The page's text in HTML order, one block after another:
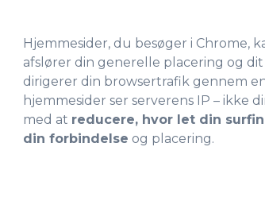
Hjemmesider, du besøger i Chrome,
afslører din generelle placering og
dirigerer din browsertrafik gennem
hjemmesider ser serverens IP – ikke
med at reducere, hvor let din
din forbindelse og placering.